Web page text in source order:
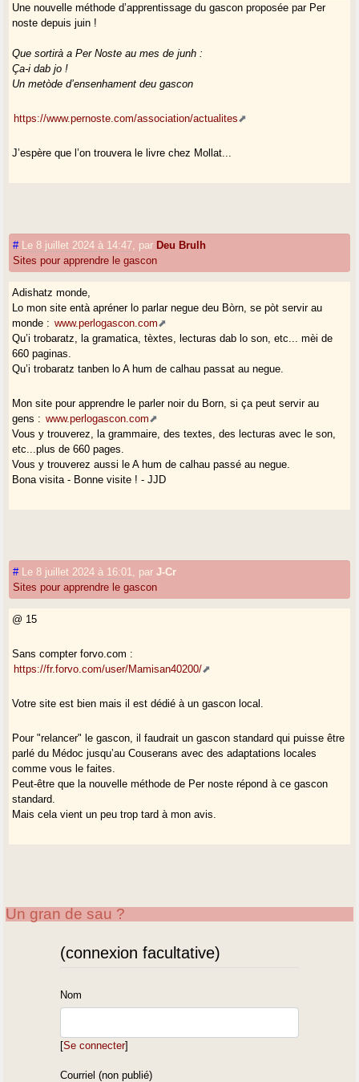
Une nouvelle méthode d’apprentissage du gascon proposée par Per
noste depuis juin !
Que sortirà a Per Noste au mes de junh :
Ça-i dab jo !
Un metòde d’ensenhament deu gascon
https://www.pernoste.com/association/actualites
J’espère que l’on trouvera le livre chez Mollat...
# Le 8 juillet 2024 à 14:47 par Deu Brulh
Sites pour apprendre le gascon
Adishatz monde,
Lo mon site entà apréner lo parlar negue deu Bòrn, se pòt servir au
monde : www.perlogascon.com
Qu’i trobaratz, la gramatica, tèxtes, lecturas dab lo son, etc... mèi de
660 paginas.
Qu’i trobaratz tanben lo A hum de calhau passat au negue.
Mon site pour apprendre le parler noir du Born, si ça peut servir au
gens : www.perlogascon.com
Vous y trouverez, la grammaire, des textes, des lecturas avec le son,
etc...plus de 660 pages.
Vous y trouverez aussi le A hum de calhau passé au negue.
Bona visita - Bonne visite ! - JJD
# Le 8 juillet 2024 à 16:01 parJ-Cr
Sites pour apprendre le gascon
@ 15
Sans compter forvo.com :
https://fr.forvo.com/user/Mamisan40200/
Votre site est bien mais il est dédié à un gascon local.
Pour "relancer" le gascon, il faudrait un gascon standard qui puisse être
parlé du Médoc jusqu’au Couserans avec des adaptations locales
comme vous le faites.
Peut-être que la nouvelle méthode de Per noste répond à ce gascon
standard.
Mais cela vient un peu trop tard à mon avis.
Un gran de sau ?
(connexion facultative)
Nom
[Se connecter]
Courriel (non publié)